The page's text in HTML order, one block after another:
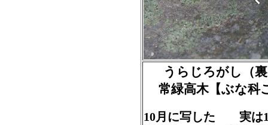
うらじろがし（
常緑高木【ぶな科
10月に写した 実は